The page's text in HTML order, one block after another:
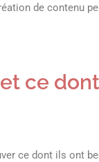
de contenu
ce
ce dont ils ont